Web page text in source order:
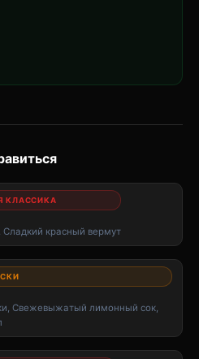
КЛАССИКА
красный вермут
Свежевыжатый лимонный сок,